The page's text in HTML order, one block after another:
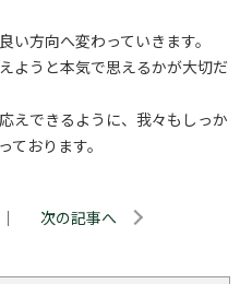
い方向へ変わっていきます。
ようと本気で思えるかが大切だ
えできるように、我々もしっか
ております。
｜ 次の記事へ